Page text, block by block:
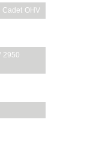
Cadet OHV
2950